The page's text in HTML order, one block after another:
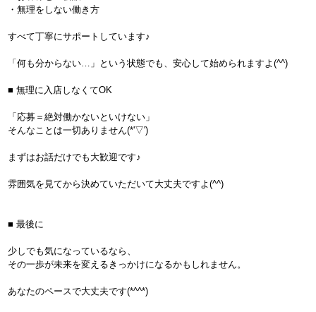
・無理をしない働き方
すべて丁寧にサポートしています♪
「何も分からない…」という状態でも、安心して始められますよ(^^)
■ 無理に入店しなくてOK
「応募＝絶対働かないといけない」
そんなことは一切ありません(*'▽')
まずはお話だけでも大歓迎です♪
雰囲気を見てから決めていただいて大丈夫ですよ(^^)
■ 最後に
少しでも気になっているなら、
その一歩が未来を変えるきっかけになるかもしれません。
あなたのペースで大丈夫です(*^^*)